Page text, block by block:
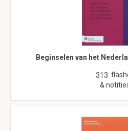
Beginselen van het
313
&